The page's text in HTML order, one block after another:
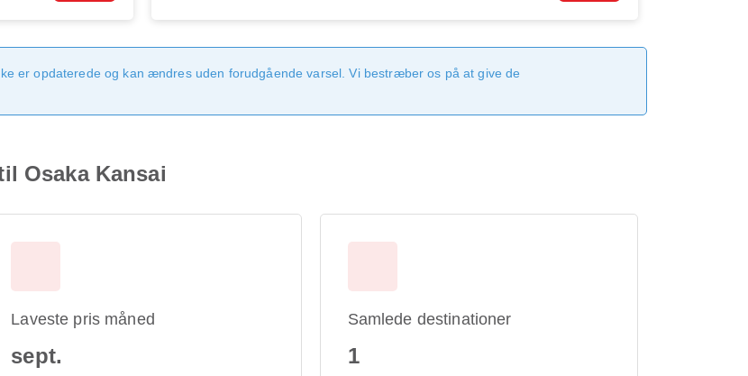
er opdaterede og kan ændres uden forudgående varsel. Vi bestræber os på at give de
Osaka Kansai
Laveste pris måned
sept.
Samlede destinationer
1